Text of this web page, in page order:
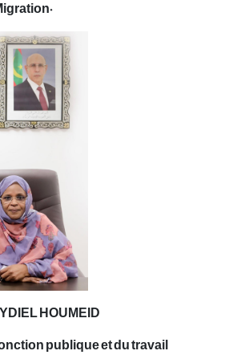
HOUMEID
publique et du travail